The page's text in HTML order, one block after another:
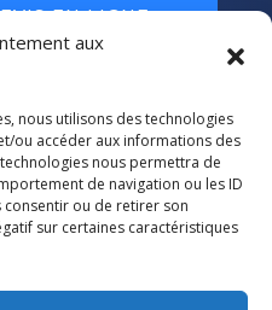
aux
nous utilisons des technologies
ou accéder aux informations des
nous permettra de
de navigation ou les ID
consentir ou de retirer son
sur certaines caractéristiques
EN LIGNE
àWebdoc